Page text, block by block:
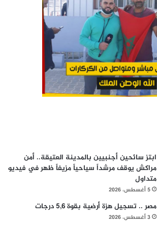
ابتز سائحين أجنبيين بالمدينة العتيقة.. أمن
مراكش يوقف مرشداً سياحياً مزيفاً ظهر في فيديو
متداول
5 أغسطس، 2026
مصر .. تسجيل هزة أرضية بقوة 5,6 درجات
3 أغسطس، 2026